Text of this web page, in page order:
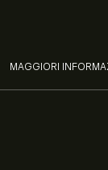
MAGGIORI